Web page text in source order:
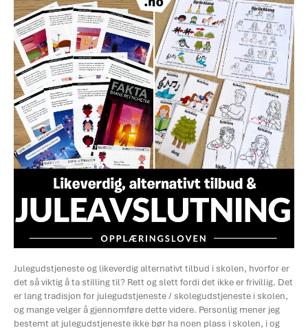
Julegudstjeneste og likeverdig alternativt tilbud i skolen, hvorfor er
det så viktig å ta stilling til? Rett og slett fordi det ikke er frivillig. Det
er lang tradisjon for julegudstjeneste / skolegudstjeneste i skolen,
og mange velger å gjennomføre dette videre. Personlig mener jeg
bestemt at julegudstjeneste ikke bør ha noen plass i skolen, i og